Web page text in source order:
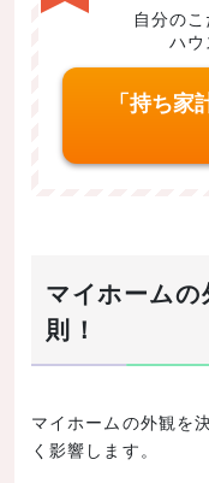
自分の
ハウ
「持ち
マイホーム
則！
マイホームの外観を
く影響します。